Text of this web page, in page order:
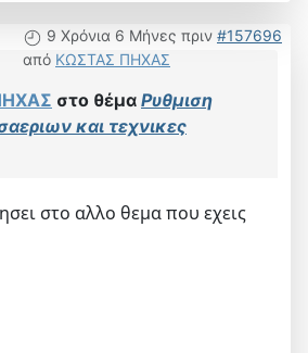
9 Χρόνια 6 Μήνες πριν #157696
από ΚΩΣΤΑΣ ΠΗΧΑΣ
στο θέμα Ρυθμιση
και τεχνικες
στο αλλο θεμα που εχεις